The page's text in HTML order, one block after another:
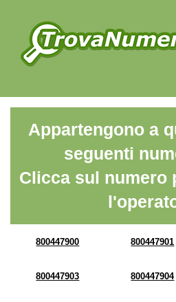
Appartengono a
seguenti
Clicca sul numero
800447900 800447901
800447903 800447904